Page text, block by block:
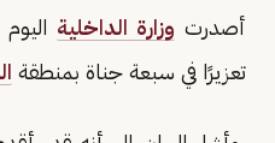
أصدرت وزارة الداخلية
تعزيرًا في سبعة جناة بمنطقة